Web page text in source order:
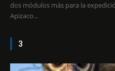
dos módulos más para la
Apizaco...
3